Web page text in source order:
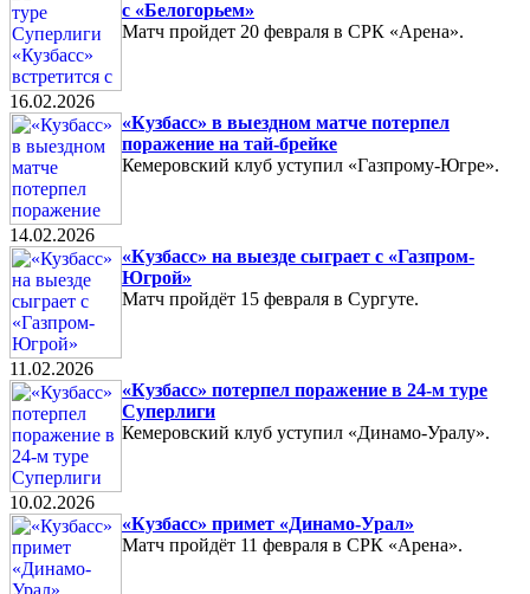
с «Белогорьем»
Матч пройдет 20 февраля в СРК «Арена».
16.02.2026
«Кузбасс» в выездном матче потерпел
поражение на тай-брейке
Кемеровский клуб уступил «Газпрому-Югре».
14.02.2026
«Кузбасс» на выезде сыграет с «Газпром-
Югрой»
Матч пройдёт 15 февраля в Сургуте.
11.02.2026
«Кузбасс» потерпел поражение в 24-м туре
Суперлиги
Кемеровский клуб уступил «Динамо-Уралу».
10.02.2026
«Кузбасс» примет «Динамо-Урал»
Матч пройдёт 11 февраля в СРК «Арена».